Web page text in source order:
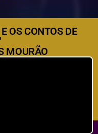
OS CONTOS DE
MOURÃO